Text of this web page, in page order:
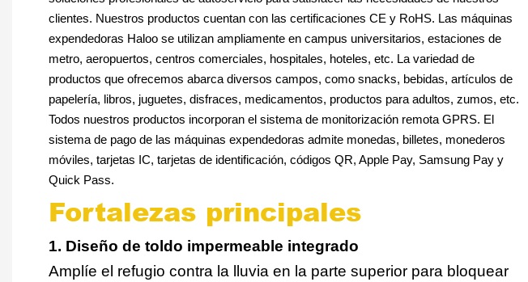
clientes. Nuestros productos cuentan con las certificaciones CE y RoHS. Las máquinas
expendedoras Haloo se utilizan ampliamente en campus universitarios, estaciones de
metro, aeropuertos, centros comerciales, hospitales, hoteles, etc. La variedad de
productos que ofrecemos abarca diversos campos, como snacks, bebidas, artículos de
papelería, libros, juguetes, disfraces, medicamentos, productos para adultos, zumos, etc.
Todos nuestros productos incorporan el sistema de monitorización remota GPRS. El
sistema de pago de las máquinas expendedoras admite monedas, billetes, monederos
móviles, tarjetas IC, tarjetas de identificación, códigos QR, Apple Pay, Samsung Pay y
Quick Pass.
Fortalezas principales
1. Diseño de toldo impermeable integrado
Amplíe el refugio contra la lluvia en la parte superior para bloquear